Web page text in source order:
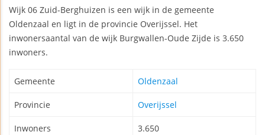
Wijk 06 Zuid-Berghuizen is een wijk in de gemeente
Oldenzaal en ligt in de provincie Overijssel. Het
inwonersaantal van de wijk Burgwallen-Oude Zijde is 3.650
inwoners.
Gemeente Oldenzaal
Provincie Overijssel
Inwoners 3.650